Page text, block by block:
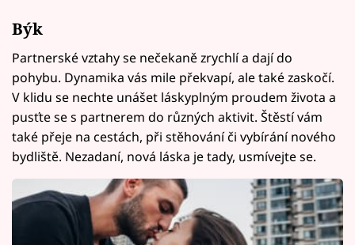
Býk
Partnerské vztahy se nečekaně zrychlí a dají do
pohybu. Dynamika vás mile překvapí, ale také zaskočí.
V klidu se nechte unášet láskyplným proudem života a
pusťte se s partnerem do různých aktivit. Štěstí vám
také přeje na cestách, při stěhování či vybírání nového
bydliště. Nezadaní, nová láska je tady, usmívejte se.